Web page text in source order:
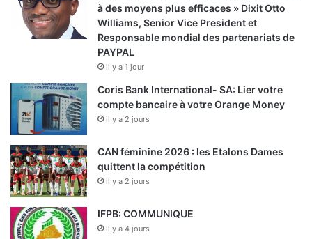
à des moyens plus efficaces » Dixit Otto
Williams, Senior Vice President et
Responsable mondial des partenariats de
PAYPAL
il y a 1 jour
Coris Bank International- SA: Lier votre
compte bancaire à votre Orange Money
il y a 2 jours
CAN féminine 2026 : les Etalons Dames
quittent la compétition
il y a 2 jours
IFPB: COMMUNIQUE
il y a 4 jours